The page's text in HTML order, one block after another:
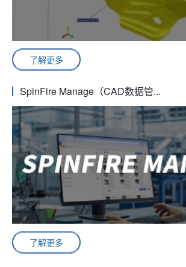
了解更多
SpinFire Manage（CAD数据管...
了解更多